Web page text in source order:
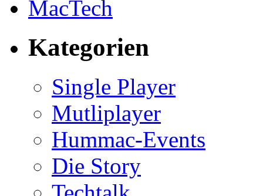
MacTech
Kategorien
Single Player
Mutliplayer
Hummac-Events
Die Story